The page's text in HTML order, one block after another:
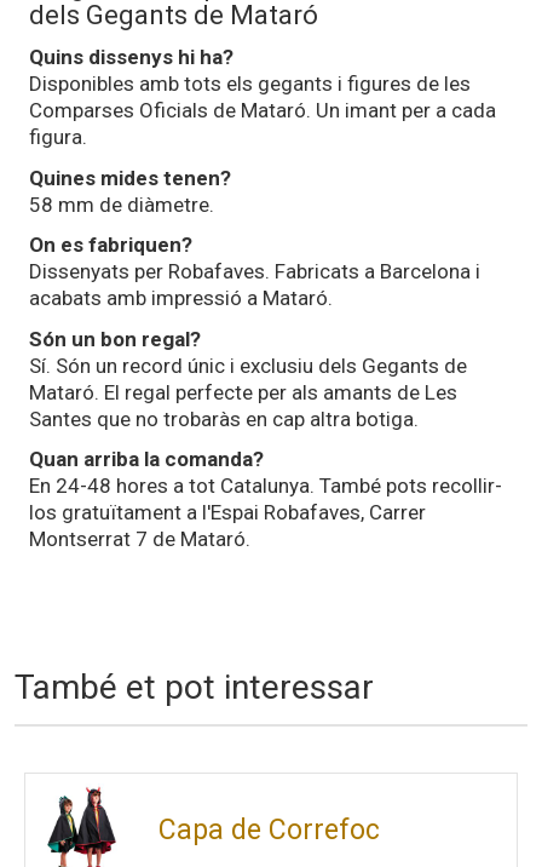
dels Gegants de Mataró
Quins dissenys hi ha?
Disponibles amb tots els gegants i figures de les
Comparses Oficials de Mataró. Un imant per a cada
figura.
Quines mides tenen?
58 mm de diàmetre.
On es fabriquen?
Dissenyats per Robafaves. Fabricats a Barcelona i
acabats amb impressió a Mataró.
Són un bon regal?
Sí. Són un record únic i exclusiu dels Gegants de
Mataró. El regal perfecte per als amants de Les
Santes que no trobaràs en cap altra botiga.
Quan arriba la comanda?
En 24-48 hores a tot Catalunya. També pots recollir-
los gratuïtament a l'Espai Robafaves, Carrer
Montserrat 7 de Mataró.
També et pot interessar
Capa de Correfoc